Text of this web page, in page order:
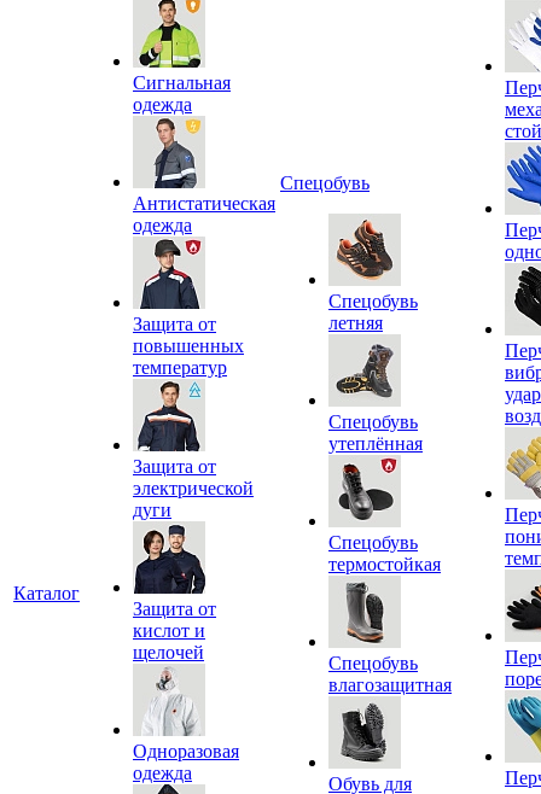
Каталог
Сигнальная
одежда
Антистатическая
одежда
Защита от
повышенных
температур
Защита от
электрической
дуги
Защита от
кислот и
щелочей
Одноразовая
одежда
Спецобувь
Спецобувь
летняя
Спецобувь
утеплённая
Спецобувь
термостойкая
Спецобувь
влагозащитная
Обувь для